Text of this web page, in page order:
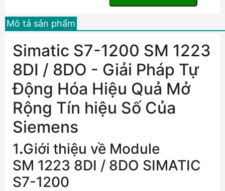
Mô tả sản phẩm
Simatic S7-1200 SM 1223
8DI / 8DO - Giải Pháp Tự
Động Hóa Hiệu Quả Mở
Rộng Tín hiệu Số Của
Siemens
1.Giới thiệu về Module
SM 1223 8DI / 8DO SIMATIC
S7-1200